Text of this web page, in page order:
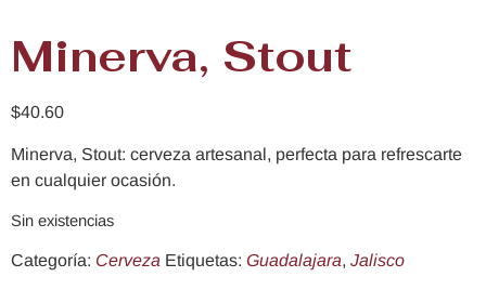
Minerva, Stout
$40.60
Minerva, Stout: cerveza artesanal, perfecta para refrescarte
en cualquier ocasión.
Sin existencias
Categoría: Cerveza Etiquetas: Guadalajara, Jalisco